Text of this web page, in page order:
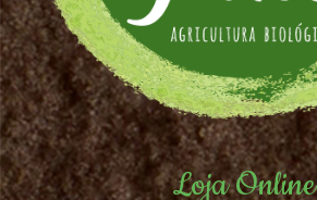
Loja Online